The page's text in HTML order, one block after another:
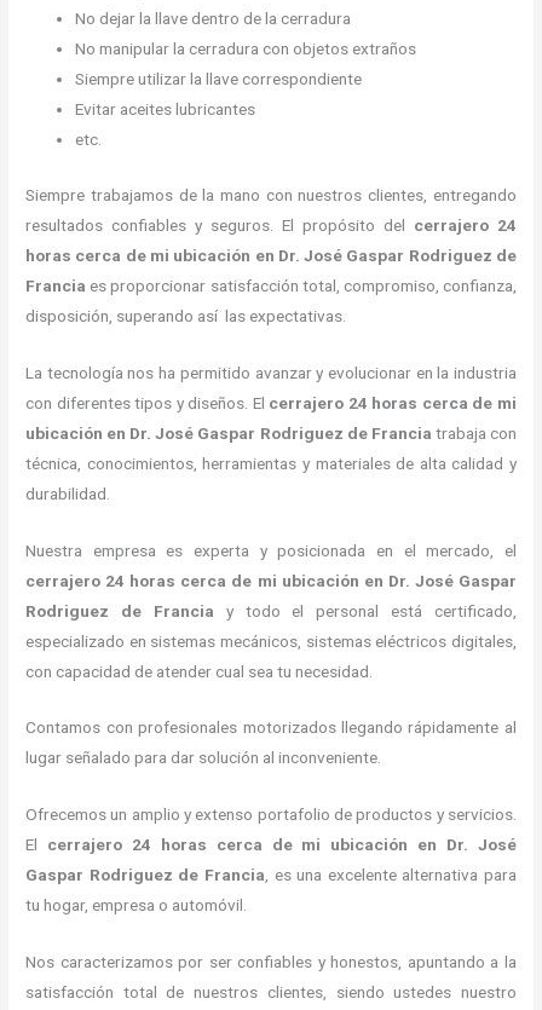
No dejar la llave dentro de la cerradura
No manipular la cerradura con objetos extraños
Siempre utilizar la llave correspondiente
Evitar aceites lubricantes
etc.
Siempre trabajamos de la mano con nuestros clientes, entregando
resultados confiables y seguros. El propósito del cerrajero 24
horas cerca de mi ubicación en Dr. José Gaspar Rodriguez de
Francia es proporcionar satisfacción total, compromiso, confianza,
disposición, superando así las expectativas.
La tecnología nos ha permitido avanzar y evolucionar en la industria
con diferentes tipos y diseños. El cerrajero 24 horas cerca de mi
ubicación en Dr. José Gaspar Rodriguez de Francia trabaja con
técnica, conocimientos, herramientas y materiales de alta calidad y
durabilidad.
Nuestra empresa es experta y posicionada en el mercado, el
cerrajero 24 horas cerca de mi ubicación en Dr. José Gaspar
Rodriguez de Francia y todo el personal está certificado,
especializado en sistemas mecánicos, sistemas eléctricos digitales,
con capacidad de atender cual sea tu necesidad.
Contamos con profesionales motorizados llegando rápidamente al
lugar señalado para dar solución al inconveniente.
Ofrecemos un amplio y extenso portafolio de productos y servicios.
El cerrajero 24 horas cerca de mi ubicación en Dr. José
Gaspar Rodriguez de Francia, es una excelente alternativa para
tu hogar, empresa o automóvil.
Nos caracterizamos por ser confiables y honestos, apuntando a la
satisfacción total de nuestros clientes, siendo ustedes nuestro